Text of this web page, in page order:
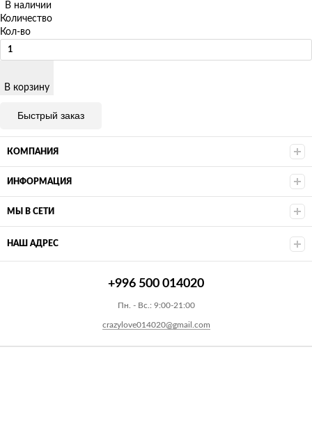
В наличии
Количество
Кол-во
В корзину
Быстрый заказ
КОМПАНИЯ
ИНФОРМАЦИЯ
МЫ В СЕТИ
НАШ АДРЕС
+996 500 014020
Пн. - Вс.: 9:00-21:00
crazylove014020@gmail.com